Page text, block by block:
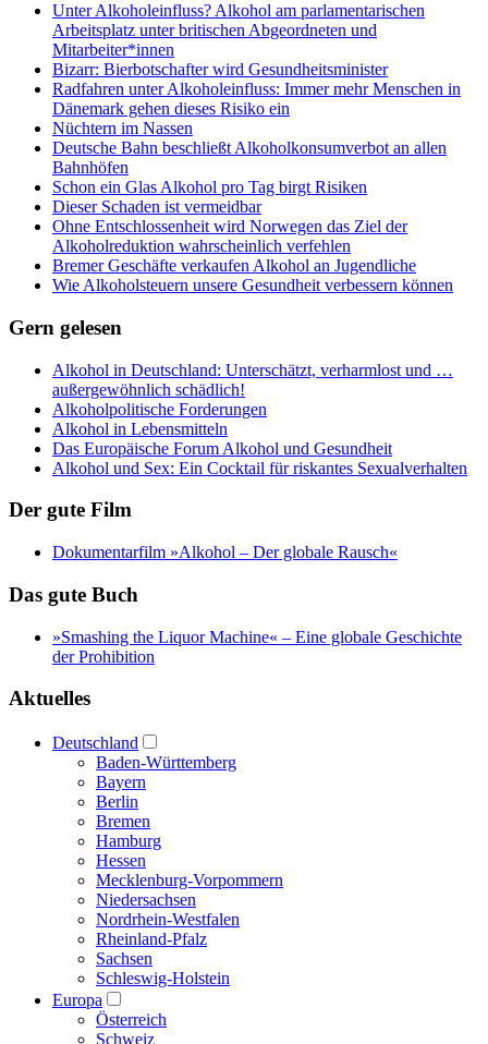
Unter Alkoholeinfluss? Alkohol am parlamentarischen
Arbeitsplatz unter britischen Abgeordneten und
Mitarbeiter*innen
Bizarr: Bierbotschafter wird Gesundheitsminister
Radfahren unter Alkoholeinfluss: Immer mehr Menschen in
Dänemark gehen dieses Risiko ein
Nüchtern im Nassen
Deutsche Bahn beschließt Alkoholkonsumverbot an allen
Bahnhöfen
Schon ein Glas Alkohol pro Tag birgt Risiken
Dieser Schaden ist vermeidbar
Ohne Entschlossenheit wird Norwegen das Ziel der
Alkoholreduktion wahrscheinlich verfehlen
Bremer Geschäfte verkaufen Alkohol an Jugendliche
Wie Alkoholsteuern unsere Gesundheit verbessern können
Gern gelesen
Alkohol in Deutschland: Unterschätzt, verharmlost und …
außergewöhnlich schädlich!
Alkoholpolitische Forderungen
Alkohol in Lebensmitteln
Das Europäische Forum Alkohol und Gesundheit
Alkohol und Sex: Ein Cocktail für riskantes Sexualverhalten
Der gute Film
Dokumentarfilm »Alkohol – Der globale Rausch«
Das gute Buch
»Smashing the Liquor Machine« ‒ Eine globale Geschichte
der Prohibition
Aktuelles
Deutschland
Baden-Württemberg
Bayern
Berlin
Bremen
Hamburg
Hessen
Mecklenburg-Vorpommern
Niedersachsen
Nordrhein-Westfalen
Rheinland-Pfalz
Sachsen
Schleswig-Holstein
Europa
Österreich
Schweiz